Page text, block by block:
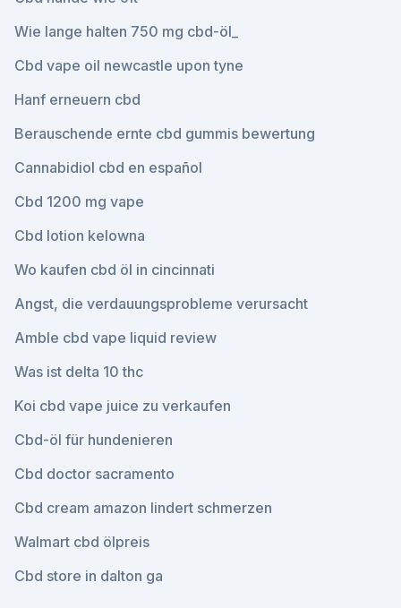
Wie lange halten 750 mg cbd-öl_
Cbd vape oil newcastle upon tyne
Hanf erneuern cbd
Berauschende ernte cbd gummis bewertung
Cannabidiol cbd en español
Cbd 1200 mg vape
Cbd lotion kelowna
Wo kaufen cbd öl in cincinnati
Angst, die verdauungsprobleme verursacht
Amble cbd vape liquid review
Was ist delta 10 thc
Koi cbd vape juice zu verkaufen
Cbd-öl für hundenieren
Cbd doctor sacramento
Cbd cream amazon lindert schmerzen
Walmart cbd ölpreis
Cbd store in dalton ga